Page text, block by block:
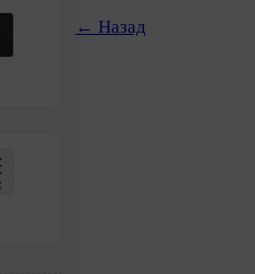
← Назад